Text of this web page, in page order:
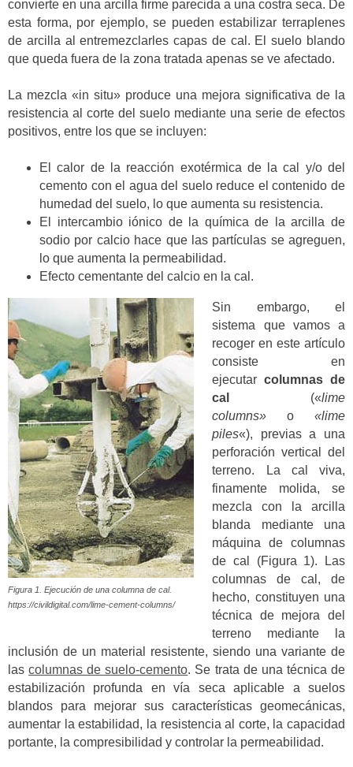
convierte en una arcilla firme parecida a una costra seca. De
esta forma, por ejemplo, se pueden estabilizar terraplenes
de arcilla al entremezclarles capas de cal. El suelo blando
que queda fuera de la zona tratada apenas se ve afectado.
La mezcla «in situ» produce una mejora significativa de la
resistencia al corte del suelo mediante una serie de efectos
positivos, entre los que se incluyen:
El calor de la reacción exotérmica de la cal y/o del
cemento con el agua del suelo reduce el contenido de
humedad del suelo, lo que aumenta su resistencia.
El intercambio iónico de la química de la arcilla de
sodio por calcio hace que las partículas se agreguen,
lo que aumenta la permeabilidad.
Efecto cementante del calcio en la cal.
Figura 1. Ejecución de una columna de cal.
https://civildigital.com/lime-cement-columns/
Sin embargo, el
sistema que vamos a
recoger en este artículo
consiste en
ejecutarcolumnas de
cal («lime
columns»o «lime
piles«), previas a una
perforación vertical del
terreno. La cal viva,
finamente molida, se
mezcla con la arcilla
blanda mediante una
máquina de columnas
de cal (Figura 1).
Las
columnas de cal, de
hecho, constituyen una
técnica de mejora del
terreno mediante la
inclusión de un material resistente, siendo una variante de
lascolumnas de suelo-cemento. Se trata de una técnica de
estabilización profunda en vía seca aplicable a suelos
blandos para mejorar sus características geomecánicas,
aumentar la estabilidad, la resistencia al corte, la capacidad
portante, la compresibilidad y controlar la permeabilidad.